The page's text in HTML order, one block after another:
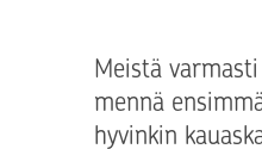
Meistä
mennä
hyvinkin